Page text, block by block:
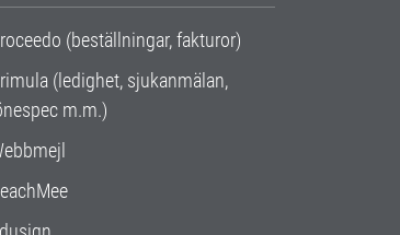
(beställningar, fakturor)
(ledighet, sjukanmälan,
m.m.)